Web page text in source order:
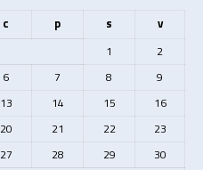
c p s v
1
2
6 7 8
9
13 14 15
16
20 21 22
23
27 28 29
30